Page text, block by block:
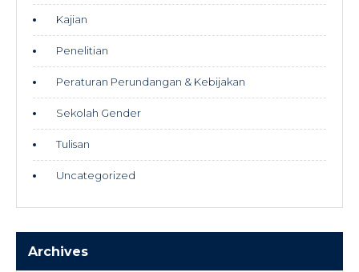
Kajian
Penelitian
Peraturan Perundangan & Kebijakan
Sekolah Gender
Tulisan
Uncategorized
Archives